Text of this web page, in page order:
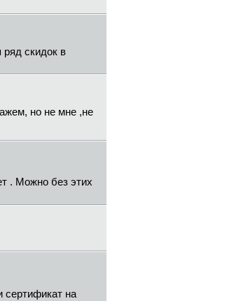
ряд скидок в
но не мне ,не
. Можно без этих
на